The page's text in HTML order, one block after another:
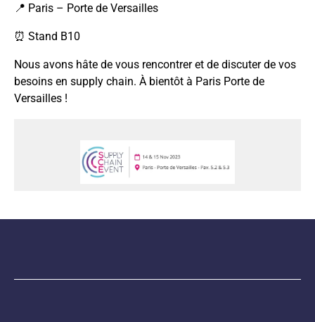
📍 Paris – Porte de Versailles
⏰ Stand B10
Nous avons hâte de vous rencontrer et de discuter de vos
besoins en supply chain. À bientôt à Paris Porte de
Versailles !